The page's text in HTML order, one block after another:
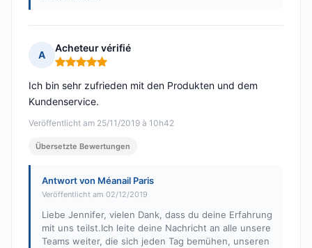
A
Acheteur vérifié
Hinweis: 5 von 5
Veröffentlicht am 25/11/2019 à 10h42
Ich bin sehr zufrieden mit den Produkten und dem
Kundenservice.
Übersetzte Bewertungen
Antwort von Méanail Paris
Veröffentlicht am 02/12/2019
Liebe Jennifer, vielen Dank, dass du deine Erfahrung
mit uns teilst.Ich leite deine Nachricht an alle unsere
Teams weiter, die sich jeden Tag bemühen, unseren